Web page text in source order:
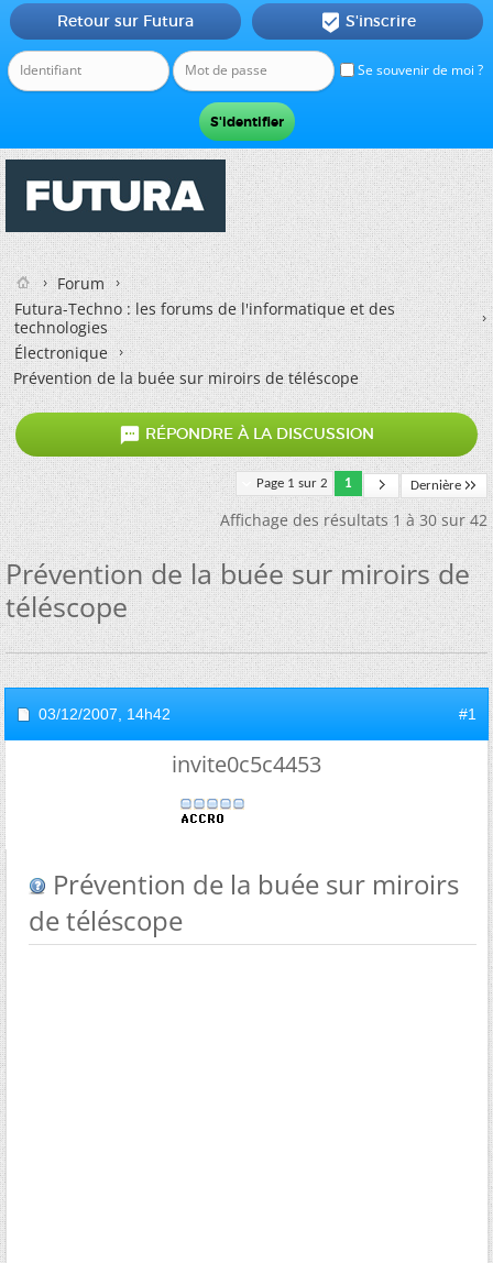
Se souvenir de moi ?
Retour sur Futura  S'inscrire
Forum
Futura-Techno : les forums de l'informatique et des
technologies
Électronique
Prévention de la buée sur miroirs de téléscope
 RÉPONDRE À LA DISCUSSION
Page 1 sur 2 1 Dernière
Affichage des résultats 1 à 30 sur 42
Prévention de la buée sur miroirs de
téléscope
03/12/2007, 14h42 #1
invite0c5c4453
Prévention de la buée sur miroirs
de téléscope